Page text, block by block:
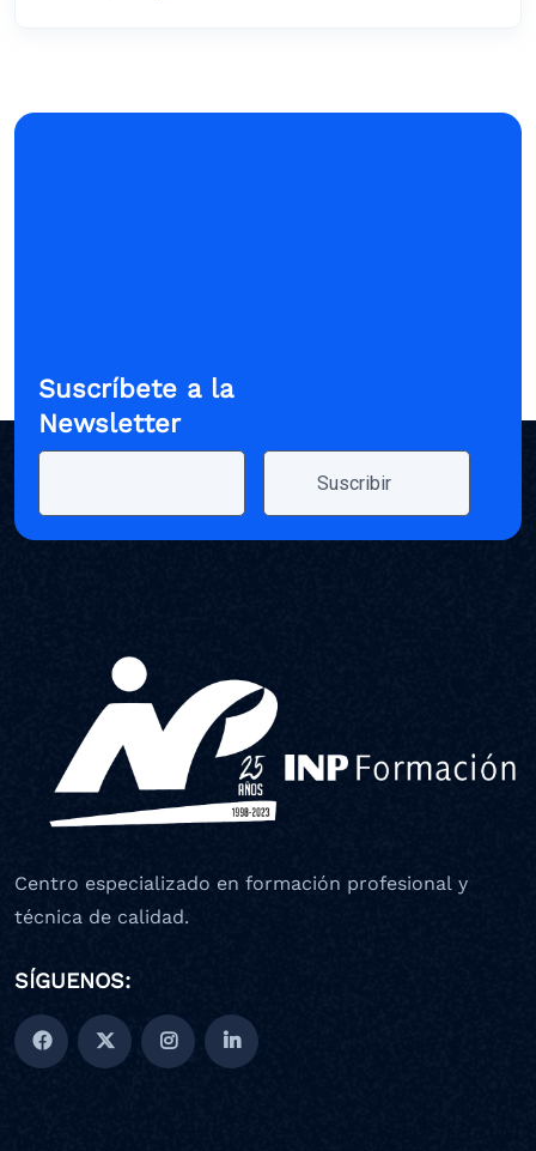
Suscríbete a la
Newsletter
Centro especializado en formación profesional y
técnica de calidad.
SÍGUENOS: